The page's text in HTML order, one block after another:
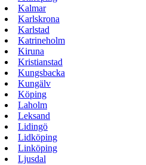
Kalmar
Karlskrona
Karlstad
Katrineholm
Kiruna
Kristianstad
Kungsbacka
Kungälv
Köping
Laholm
Leksand
Lidingö
Lidköping
Linköping
Ljusdal